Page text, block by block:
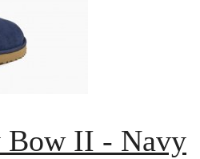
Bow II - Navy